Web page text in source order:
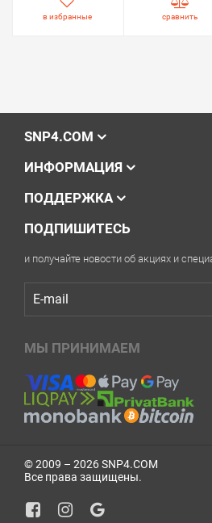
в избранные сравнить
SNP4.COM
ИНФОРМАЦИЯ
ПОДДЕРЖКА
ПОДПИШИТЕСЬ
и получайте новости об акциях и
МЫ ПРИНИМАЕМ
© 2009 – 2026 SNP4.COM
Все права защищены.